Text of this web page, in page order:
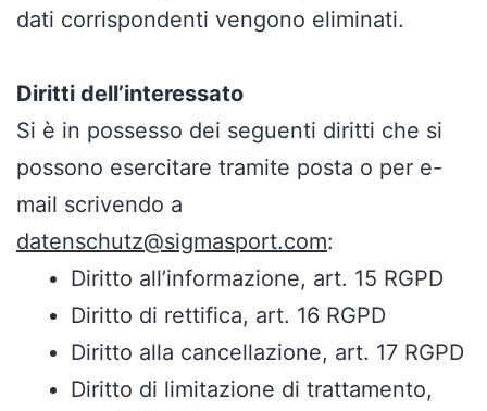
dati corrispondenti vengono eliminati.
Diritti dell’interessato
Si è in possesso dei seguenti diritti che si
possono esercitare tramite posta o per e-
mail scrivendo a
datenschutz@sigmasport.com:
Diritto all’informazione, art. 15 RGPD
Diritto di rettifica, art. 16 RGPD
Diritto alla cancellazione, art. 17 RGPD
Diritto di limitazione di trattamento,